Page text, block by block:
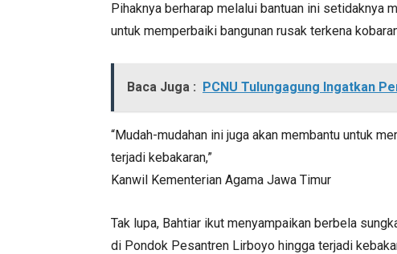
Pihaknya berharap melalui bantuan ini setidaknya
untuk memperbaiki bangunan rusak terkena
Baca Juga : PCNU Tulungagung Ingatkan
“Mudah-mudahan ini juga akan membantu untuk
terjadi kebakaran,”
Kanwil Kementerian Agama Jawa Timur
Tak lupa, Bahtiar ikut menyampaikan berbela
di Pondok Pesantren Lirboyo hingga terjadi